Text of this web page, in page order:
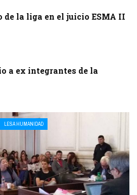
de la liga en el juicio ESMA II
a ex integrantes de la
LESA HUMANIDAD